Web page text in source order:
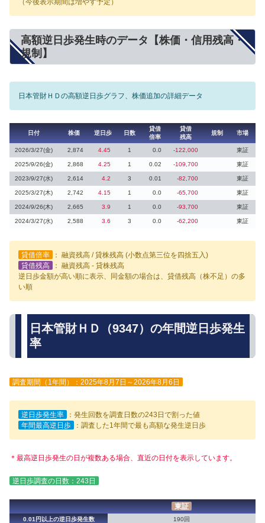
（今後表示期間は増やす予定）
高額逆日歩発生時のデータ【株価・信用残高・
規制】
日本管財ＨＤの高額逆日歩グラフ、株価追加の詳細データ
日付 株価 逆日歩 日数
貸借
倍率
貸借
残高
規制 市場
2026/3/27(金) 2,874 4.45 1 0.0 -122,000 東証
2025/9/26(金) 2,868 4.25 1 0.02 -109,700 東証
2023/9/27(水) 2,614 4.2 3 0.01 -82,700 東証
2025/3/27(木) 2,742 4.15 1 0.0 -65,700 東証
2024/9/26(木) 2,665 3.9 1 0.0 -93,700 東証
2024/3/27(水) 2,588 3.6 3 0.0 -62,200 東証
貸借倍率
： 融資残高 / 貸株残高 (小数点第三位を四捨五入)
貸借残高
： 融資残高 - 貸株残高
逆日歩金額が高い順に表示、同金額の場合は、貸借残高（株不足）の多
い順
日本管財ＨＤ（9347）の年間逆日歩発生
率
調査期間（1年間）：2025年8月7日～2026年8月6日
逆日歩発生率
：発生回数を調査日数の243日で割った値
年間最高逆日歩
：調査した1年間で最も高額な発生逆日歩
＊最高逆日歩発生の日が複数ある場合、直近の日付を表示しています。
逆日歩調査の日数：243日
東証
0.01円以上の逆日歩発生数
190回